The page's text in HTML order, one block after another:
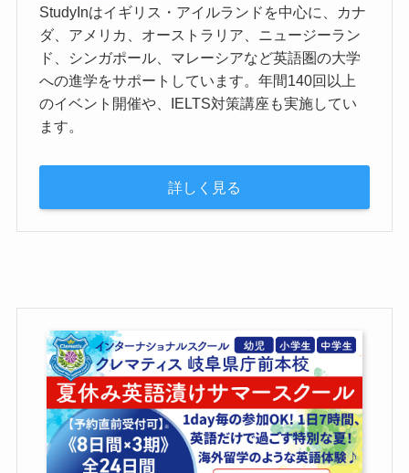
StudyInはイギリス・アイルランドを中心に、カナ
ダ、アメリカ、オーストラリア、ニュージーラン
ド、シンガポール、マレーシアなど英語圏の大学
への進学をサポートしています。年間140回以上
のイベント開催や、IELTS対策講座も実施してい
ます。
詳しく見る